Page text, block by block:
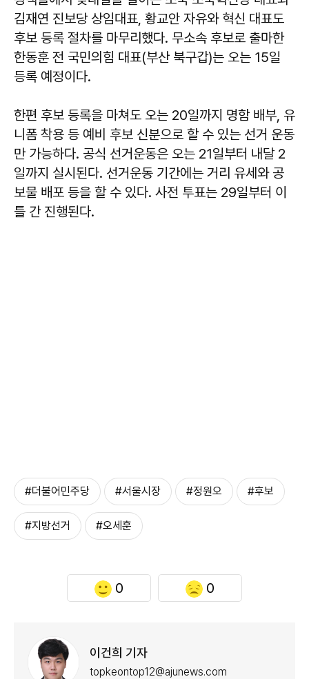
김재연 진보당 상임대표, 황교안 자유와 혁신 대표도
후보 등록 절차를 마무리했다. 무소속 후보로 출마한
한동훈 전 국민의힘 대표(부산 북구갑)는 오는 15일
등록 예정이다.
한편 후보 등록을 마쳐도 오는 20일까지 명함 배부, 유
니폼 착용 등 예비 후보 신분으로 할 수 있는 선거 운동
만 가능하다. 공식 선거운동은 오는 21일부터 내달 2
일까지 실시된다. 선거운동 기간에는 거리 유세와 공
보물 배포 등을 할 수 있다. 사전 투표는 29일부터 이
틀 간 진행된다.
#더불어민주당 #서울시장 #정원오 #후보
#지방선거 #오세훈
0 0
이건희 기자
topkeontop12@ajunews.com